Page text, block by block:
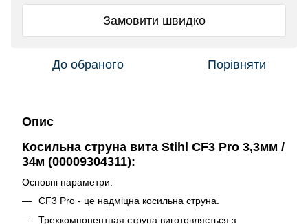
Замовити швидко
До обраного Порівняти
Опис
Косильна струна вита Stihl CF3 Pro 3,3мм /
34м (00009304311):
Основні параметри:
CF3 Pro - це надміцна косильна струна.
Трехкомпонентная струна виготовляється з